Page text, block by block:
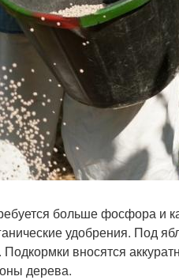
больше фосфора и
удобрения. Под
вносятся
дерева.